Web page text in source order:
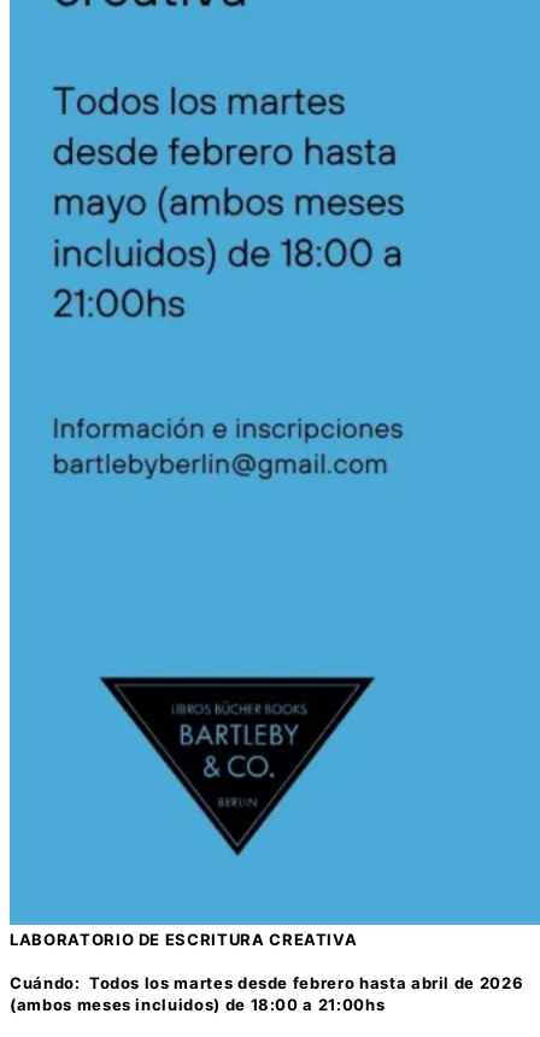
LABORATORIO DE ESCRITURA CREATIVA
Cuándo: Todos los martes desde febrero hasta abril de 2026
(ambos meses incluidos) de 18:00 a 21:00hs